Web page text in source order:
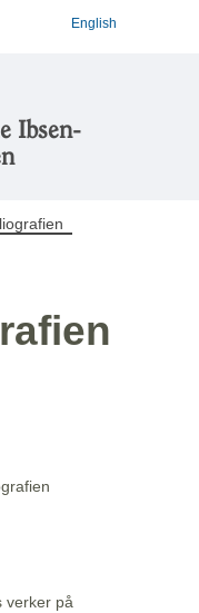
English
Ibsen-
verker på